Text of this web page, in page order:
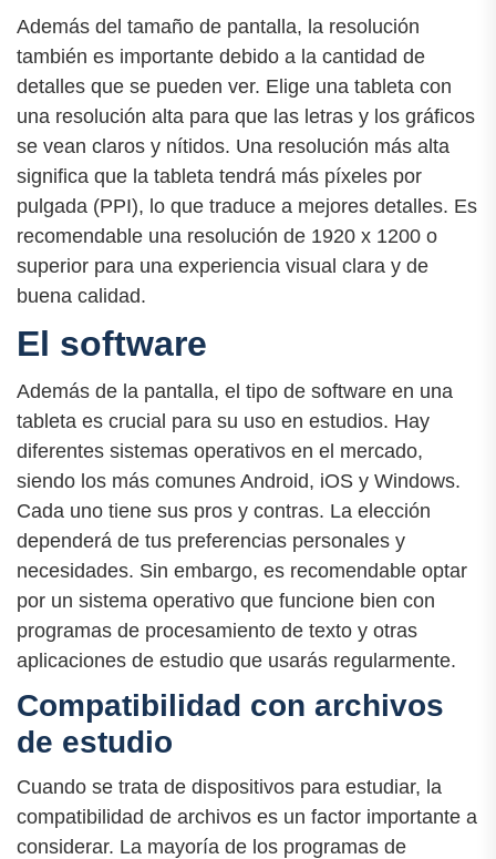
Además del tamaño de pantalla, la resolución
también es importante debido a la cantidad de
detalles que se pueden ver. Elige una tableta con
una resolución alta para que las letras y los gráficos
se vean claros y nítidos. Una resolución más alta
significa que la tableta tendrá más píxeles por
pulgada (PPI), lo que traduce a mejores detalles. Es
recomendable una resolución de 1920 x 1200 o
superior para una experiencia visual clara y de
buena calidad.
El software
Además de la pantalla, el tipo de software en una
tableta es crucial para su uso en estudios. Hay
diferentes sistemas operativos en el mercado,
siendo los más comunes Android, iOS y Windows.
Cada uno tiene sus pros y contras. La elección
dependerá de tus preferencias personales y
necesidades. Sin embargo, es recomendable optar
por un sistema operativo que funcione bien con
programas de procesamiento de texto y otras
aplicaciones de estudio que usarás regularmente.
Compatibilidad con archivos
de estudio
Cuando se trata de dispositivos para estudiar, la
compatibilidad de archivos es un factor importante a
considerar. La mayoría de los programas de